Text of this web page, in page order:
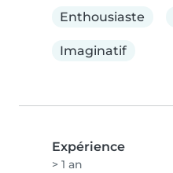
Enthousiaste
Imaginatif
Expérience
> 1 an